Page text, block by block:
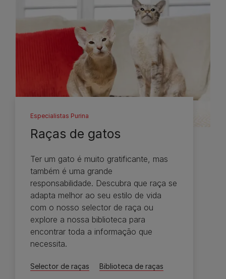
Especialistas Purina
Raças de gatos
Ter um gato é muito gratificante, mas
também é uma grande
responsabilidade. Descubra que raça se
adapta melhor ao seu estilo de vida
com o nosso selector de raça ou
explore a nossa biblioteca para
encontrar toda a informação que
necessita.​
Selector de raças Biblioteca de raças​